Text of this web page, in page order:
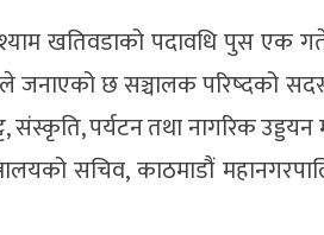
खतिवडाको पदावधि पुस एक
जनाएको छ सञ्चालक परिष्दको
पर्यटन तथा नागरिक
सचिव, काठमाडौं